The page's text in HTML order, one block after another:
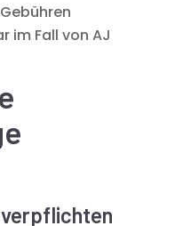
im Fall von AJ
verpflichten